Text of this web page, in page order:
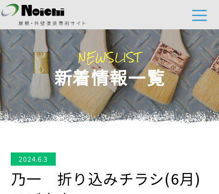
NEWSLIST
新着情報一覧
2024.6.3
乃一 折り込みチラシ(6月)